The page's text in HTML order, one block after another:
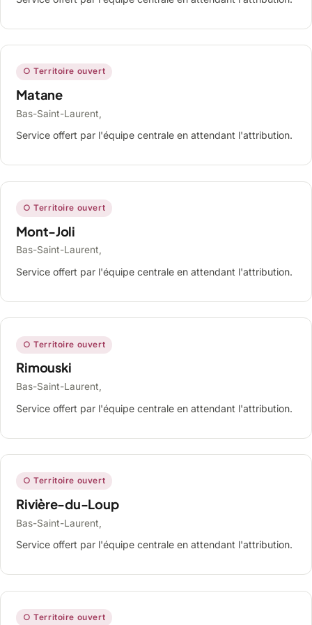
○ Territoire ouvert
Matane
Bas-Saint-Laurent,
Service offert par l'équipe centrale en attendant l'attribution.
○ Territoire ouvert
Mont-Joli
Bas-Saint-Laurent,
Service offert par l'équipe centrale en attendant l'attribution.
○ Territoire ouvert
Rimouski
Bas-Saint-Laurent,
Service offert par l'équipe centrale en attendant l'attribution.
○ Territoire ouvert
Rivière-du-Loup
Bas-Saint-Laurent,
Service offert par l'équipe centrale en attendant l'attribution.
○ Territoire ouvert